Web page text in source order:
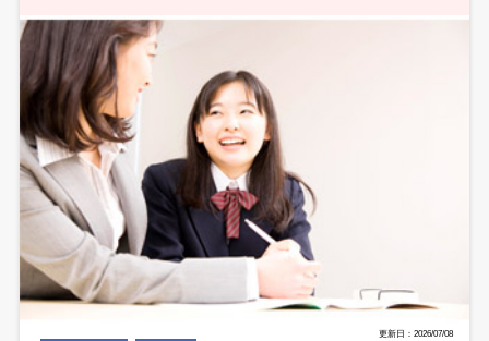
更新日：2026/07/08